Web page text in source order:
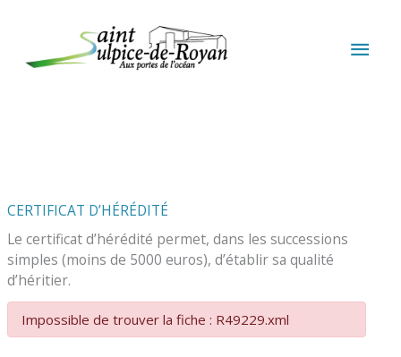
CERTIFICAT D’HÉRÉDITÉ
Le certificat d’hérédité permet, dans les successions
simples (moins de 5000 euros), d’établir sa qualité
d’héritier.
Impossible de trouver la fiche : R49229.xml